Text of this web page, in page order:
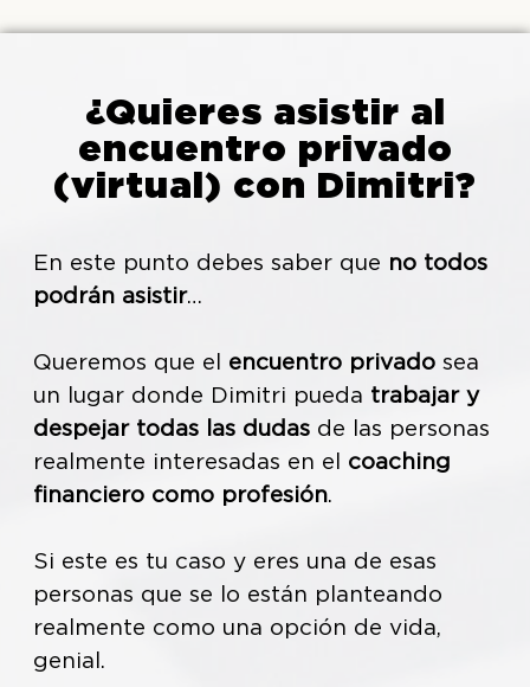
¿Quieres asistir al
encuentro privado
(virtual) con Dimitri?
En este punto debes saber que no todos
podrán asistir…
Queremos que el encuentro privado sea
un lugar donde Dimitri pueda trabajar y
despejar todas las dudas de las personas
realmente interesadas en el coaching
financiero como profesión.
Si este es tu caso y eres una de esas
personas que se lo están planteando
realmente como una opción de vida,
genial.